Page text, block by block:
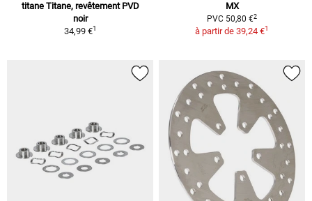
titane Titane, revêtement PVD
noir
34,99 €1
MX
PVC 50,80 €2
à partir de 39,24 €1